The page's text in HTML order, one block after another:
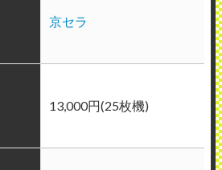
京セラ
13,000円(25枚機)